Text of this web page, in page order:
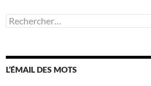
Rechercher :
L’ÉMAIL DES MOTS